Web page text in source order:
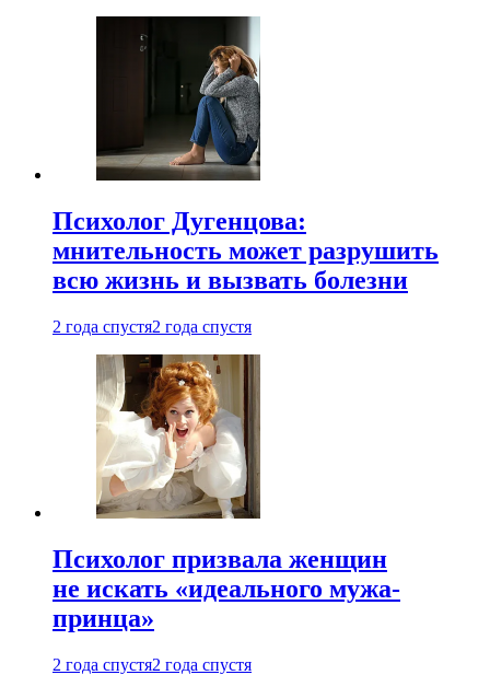
Психолог Дугенцова:
мнительность может разрушить
всю жизнь и вызвать болезни
2 года спустя2 года спустя
Психолог призвала женщин
не искать «идеального мужа-
принца»
2 года спустя2 года спустя